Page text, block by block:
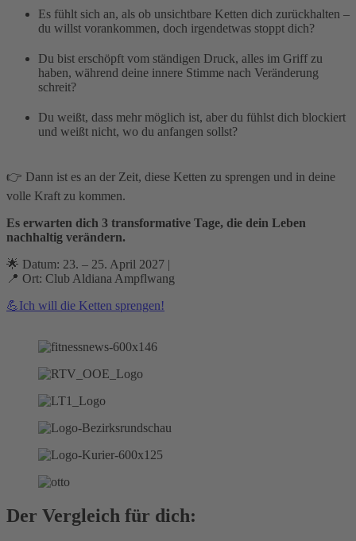
Es fühlt sich an, als ob unsichtbare Ketten dich zurückhalten –
du willst vorankommen, doch irgendetwas stoppt dich?
Du bist erschöpft vom ständigen Druck, alles im Griff zu
haben, während deine innere Stimme nach Veränderung
schreit?
Du weißt, dass mehr möglich ist, aber du fühlst dich blockiert
und weißt nicht, wo du anfangen sollst?
👉 Dann ist es an der Zeit, diese Ketten zu sprengen und in deine
volle Kraft zu kommen.
Es erwarten dich 3 transformative Tage, die dein Leben
nachhaltig verändern.
🌟 Datum: 23. – 25. April 2027 |
📍 Ort: Club Aldiana Ampflwang
💪Ich will die Ketten sprengen!
Der Vergleich für dich: